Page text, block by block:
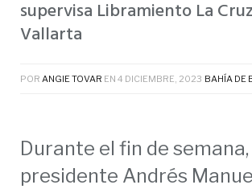
supervisa Libramiento La
Vallarta
POR ANGIE TOVAR EN 4 DICIEMBRE, 2023 BAHÍA DE
Durante el fin de semana,
presidente Andrés